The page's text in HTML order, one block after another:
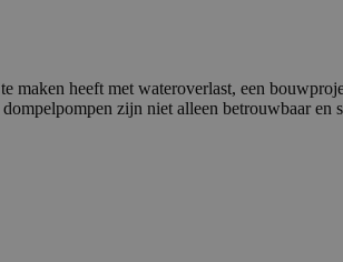
heeft met wateroverlast, een
zijn niet alleen betrouwbaar